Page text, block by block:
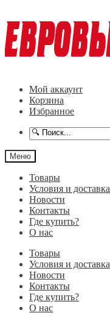
к
навигации
к
содержимому
Мой аккаунт
Корзина
Избранное
Меню
Товары
Условия и доставка
Новости
Контакты
Где купить?
О нас
Товары
Условия и доставка
Новости
Контакты
Где купить?
О нас